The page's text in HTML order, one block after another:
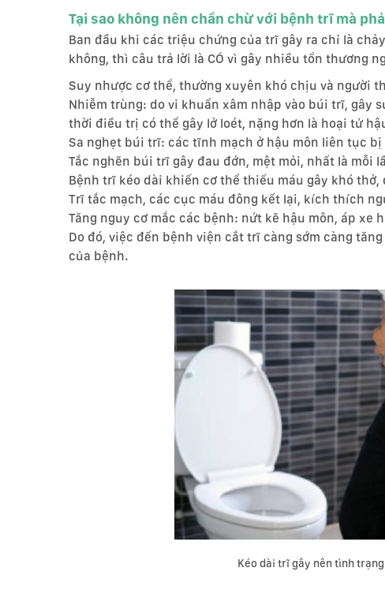
Tại sao không nên chần chừ với bệnh trĩ mà
Ban đầu khi các triệu chứng của trĩ gây ra chỉ là
không, thì câu trả lời là CÓ vì gây nhiều tổn thương
Suy nhược cơ thể, thường xuyên khó chịu và người
Nhiễm trùng: do vi khuẩn xâm nhập vào búi trĩ, gây
thời điều trị có thể gây lở loét, nặng hơn là hoại tử
Sa nghẹt búi trĩ: các tĩnh mạch ở hậu môn liên tục
Tắc nghẽn búi trĩ gây đau đớn, mệt mỏi, nhất là mỗi
Bệnh trĩ kéo dài khiến cơ thể thiếu máu gây khó
Trĩ tắc mạch, các cục máu đông kết lại, kích thích
Tăng nguy cơ mắc các bệnh: nứt kẽ hậu môn, áp xe
Do đó, việc đến bệnh viện cắt trĩ càng sớm càng
của bệnh.
Kéo dài trĩ gây nên tình